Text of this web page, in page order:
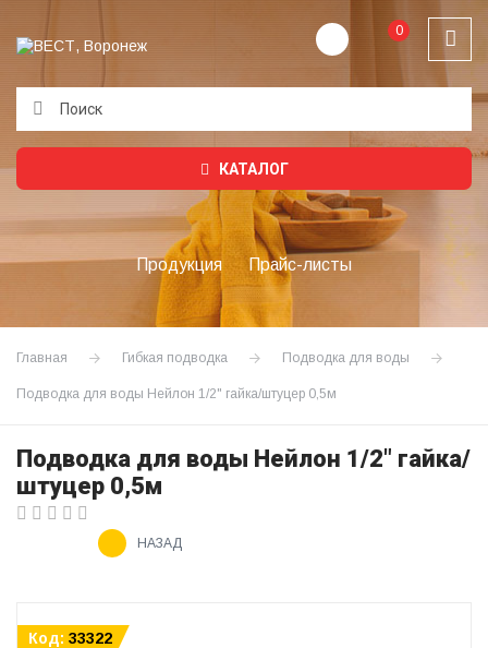
0
КАТАЛОГ
Продукция Прайс-листы
Главная Гибкая подводка Подводка для воды
Подводка для воды Нейлон 1/2" гайка/штуцер 0,5м
Подводка для воды Нейлон 1/2" гайка/
штуцер 0,5м
НАЗАД
Код: 33322